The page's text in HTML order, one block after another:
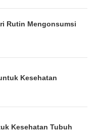
Rutin Mengonsumsi
Kesehatan
Kesehatan Tubuh